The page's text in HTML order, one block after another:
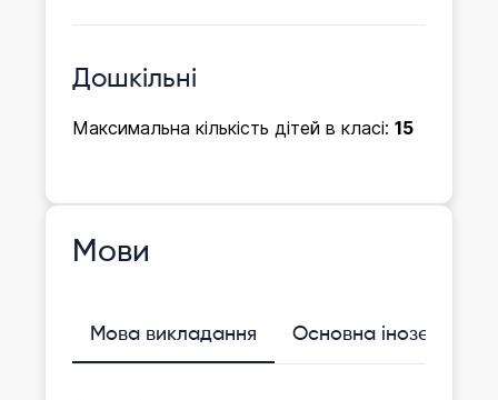
Дошкільні
Максимальна кількість дітей в класі: 15
Мови
Мова викладання Основна іноземна